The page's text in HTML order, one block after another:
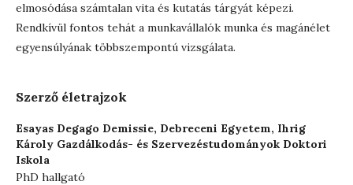
elmosódása számtalan vita és kutatás tárgyát képezi.
Rendkívül fontos tehát a munkavállalók munka és magánélet
egyensúlyának többszempontú vizsgálata.
Szerző életrajzok
Esayas Degago Demissie, Debreceni Egyetem, Ihrig
Károly Gazdálkodás- és Szervezéstudományok Doktori
Iskola
PhD hallgató